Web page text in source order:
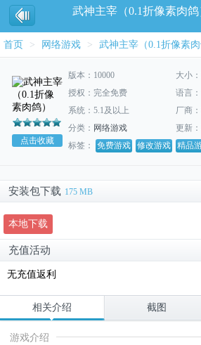
武神主宰（0.1折像素肉鸽
首页 > 网络游戏 > 武神主宰（0.1折像素肉
点击收藏
版本：10000
大小
授权：完全免费
语言
系统：5.1及以上
厂商
分类： 网络游戏
更新
标签：
免费游戏 修改游戏 精品
安装包下载 175 MB
本地下载
充值活动
无充值返利
相关介绍 截图
游戏介绍